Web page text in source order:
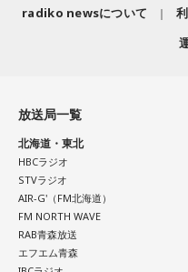
ね？
ほのか：「これ描いて死ね
した作品なんですけど、ま
から1にするときに、心の
く。そして、風が吹いてめ
そういったものを絶やさず
みたいな気持ちと、私がお
の……“色”かな？ その色が
ことを申し上げるようだけ
的なアドバイスを提示しまし
江原：私はね、ちょっと意
ど、「体力」だと思います
く寝る。で、やっぱり看護
とかね。いろいろとシフト
ンを持っていくのがとって
radiko newsについて
放送局一覧
北海道・東北
HBCラジオ
STVラジオ
AIR-G'（FM北海道）
FM NORTH WAVE
RAB青森放送
エフエム青森